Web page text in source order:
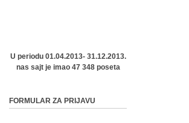
U periodu 01.04.2013- 31.12.2013.
nas sajt je imao 47 348 poseta
FORMULAR ZA PRIJAVU